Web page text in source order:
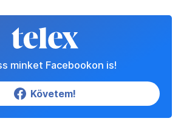
minket Facebookon is!
Követem!